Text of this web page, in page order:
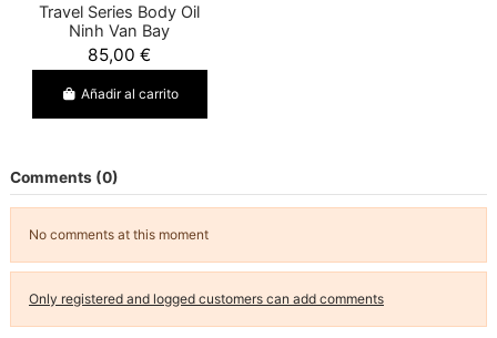
Travel Series Body Oil
Ninh Van Bay
85,00 €
Añadir al carrito
Comments (0)
No comments at this moment
Only registered and logged customers can add comments